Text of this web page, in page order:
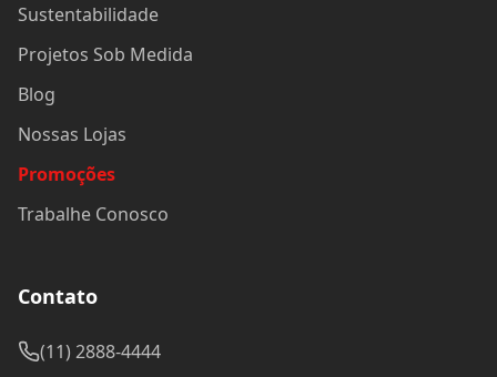
Sustentabilidade
Projetos Sob Medida
Blog
Nossas Lojas
Promoções
Trabalhe Conosco
Contato
(11) 2888-4444